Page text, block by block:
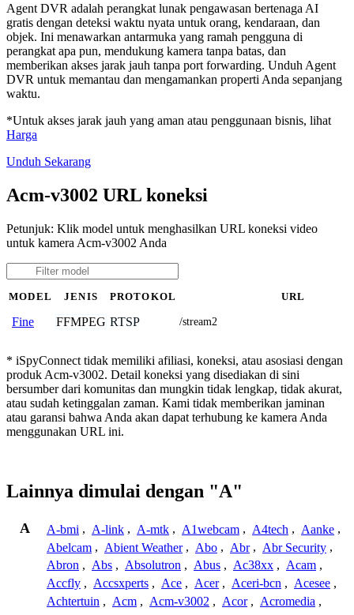
Agent DVR adalah perangkat lunak pengawasan bertenaga AI
gratis dengan deteksi waktu nyata untuk orang, kendaraan, dan
objek. Ini menawarkan antarmuka yang ramah pengguna di
perangkat apa pun, mendukung kamera tanpa batas, dan
memberikan akses jarak jauh tanpa port forwarding. Unduh Agent
DVR untuk memantau dan mengamankan properti Anda sepanjang
waktu.
*Untuk akses jarak jauh yang aman atau penggunaan bisnis, lihat
Harga
Unduh Sekarang
Acm-v3002 URL koneksi
Petunjuk: Klik model untuk menghasilkan URL koneksi video
untuk kamera Acm-v3002 Anda
MODEL JENIS PROTOKOL URL
Fine FFMPEG RTSP /stream2
* iSpyConnect tidak memiliki afiliasi, koneksi, atau asosiasi dengan
produk Acm-v3002. Detail koneksi yang disediakan di sini
bersumber dari komunitas dan mungkin tidak lengkap, tidak akurat,
atau sudah ketinggalan zaman. Kami tidak memberikan jaminan
atau garansi bahwa Anda akan dapat terhubung ke kamera Anda
menggunakan URL ini.
Lainnya dimulai dengan "A"
A A-bmi , A-link , A-mtk , A1webcam , A4tech , Aanke ,
Abelcam , Abient Weather , Abo , Abr , Abr Security ,
Abron , Abs , Absolutron , Abus , Ac38xx , Acam ,
Accfly , Accsxperts , Ace , Acer , Aceri-bcn , Acesee ,
Achtertuin , Acm , Acm-v3002 , Acor , Acromedia ,